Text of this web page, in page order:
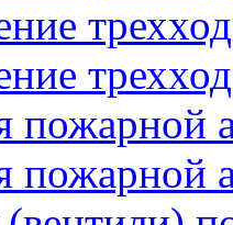
пожарной
пожарной